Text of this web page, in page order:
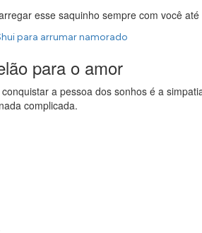
esse saquinho sempre com você
para arrumar namorado
para o amor
a pessoa dos sonhos é a
complicada.